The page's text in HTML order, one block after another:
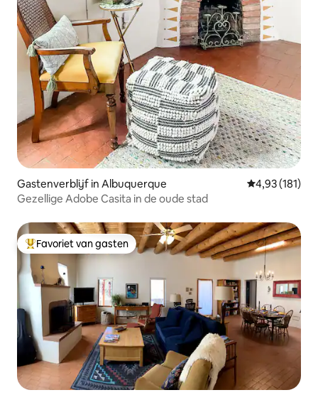
Gastenverblijf in Albuquerque Gemiddelde
4,93 (181)
Gezellige Adobe Casita in de oude stad
Topfavoriet van gasten
Favoriet van gasten